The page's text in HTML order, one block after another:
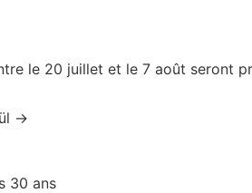
le 20 juillet et le 7 août seront
→
30 ans